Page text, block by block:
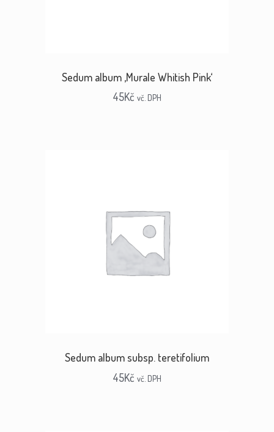
Sedum album ‚Murale Whitish Pink‘
45Kč vč. DPH
Sedum album subsp. teretifolium
45Kč vč. DPH